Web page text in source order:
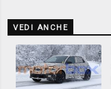
VEDI ANCHE